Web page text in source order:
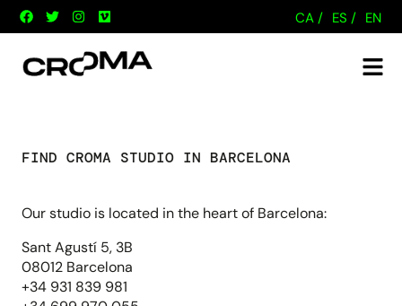
CA / ES / EN
FIND CROMA STUDIO IN BARCELONA
Our studio is located in the heart of Barcelona:
Sant Agustí 5, 3B
08012 Barcelona
+34 931 839 981